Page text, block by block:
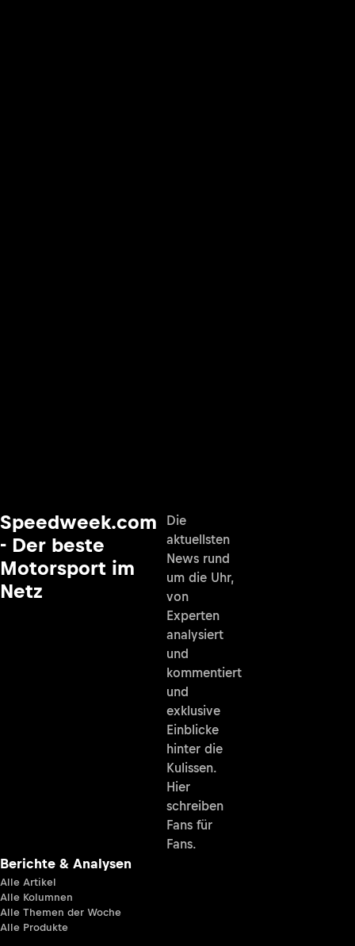
Speedweek.com
- Der beste
Motorsport im
Netz
Die
aktuellsten
News rund
um die Uhr,
von
Experten
analysiert
und
kommentiert
und
exklusive
Einblicke
hinter die
Kulissen.
Hier
schreiben
Fans für
Fans.
Berichte & Analysen
Alle Artikel
Alle Kolumnen
Alle Themen der Woche
Alle Produkte